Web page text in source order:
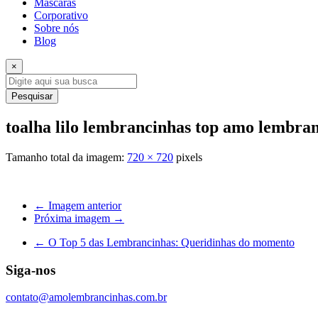
Máscaras
Corporativo
Sobre nós
Blog
×
Pesquisar
toalha lilo lembrancinhas top amo
Tamanho total da imagem: 720 × 720 pixels
← Imagem anterior
Próxima imagem →
← O Top 5 das Lembrancinhas: Queridinhas do momento
Siga-nos
contato@amolembrancinhas.com.br